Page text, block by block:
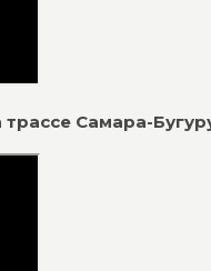
Самара-